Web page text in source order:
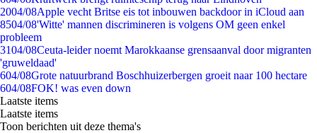
2004/08Apple vecht Britse eis tot inbouwen backdoor in iCloud aan
8504/08'Witte' mannen discrimineren is volgens OM geen enkel
probleem
3104/08Ceuta-leider noemt Marokkaanse grensaanval door migranten
'gruweldaad'
604/08Grote natuurbrand Boschhuizerbergen groeit naar 100 hectare
604/08FOK! was even down
Laatste items
Laatste items
Toon berichten uit deze thema's